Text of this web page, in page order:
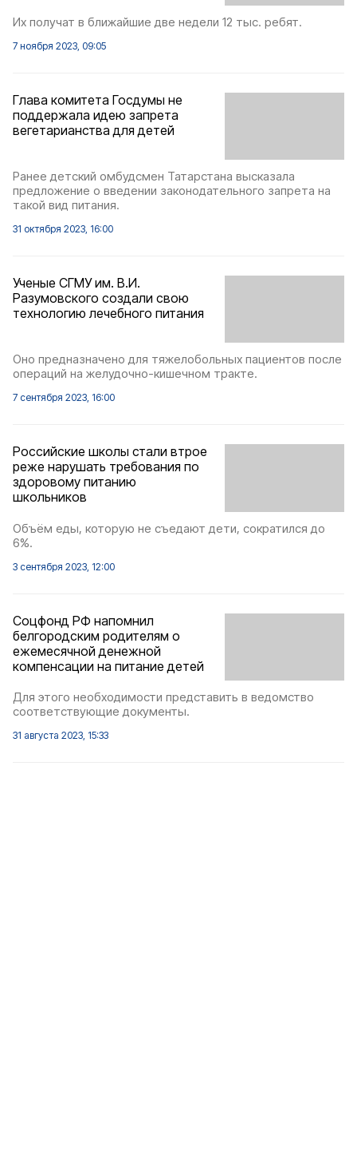
Их получат в ближайшие две недели 12 тыс. ребят.
7 ноября 2023, 09:05
Глава комитета Госдумы не
поддержала идею запрета
вегетарианства для детей
Ранее детский омбудсмен Татарстана высказала
предложение о введении законодательного запрета на
такой вид питания.
31 октября 2023, 16:00
Ученые СГМУ им. В.И.
Разумовского создали свою
технологию лечебного питания
Оно предназначено для тяжелобольных пациентов после
операций на желудочно-кишечном тракте.
7 сентября 2023, 16:00
Российские школы стали втрое
реже нарушать требования по
здоровому питанию
школьников
Объём еды, которую не съедают дети, сократился до
6%.
3 сентября 2023, 12:00
Соцфонд РФ напомнил
белгородским родителям о
ежемесячной денежной
компенсации на питание детей
Для этого необходимости представить в ведомство
соответствующие документы.
31 августа 2023, 15:33